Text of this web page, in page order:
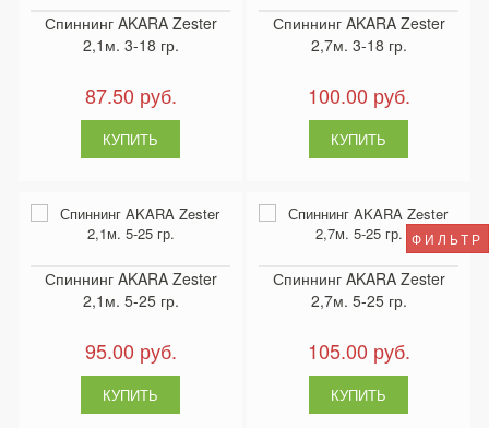
ФИЛЬТР
Спиннинг AKARA Zester
2,1м. 3-18 гр.
87.50 руб.
Спиннинг AKARA Zester
2,7м. 3-18 гр.
100.00 руб.
Спиннинг AKARA Zester
2,1м. 5-25 гр.
95.00 руб.
Спиннинг AKARA Zester
2,7м. 5-25 гр.
105.00 руб.